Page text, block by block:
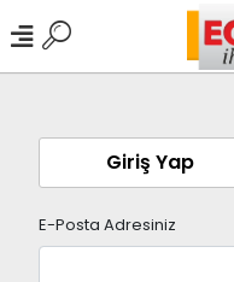
Giriş Yap
E-Posta Adresiniz